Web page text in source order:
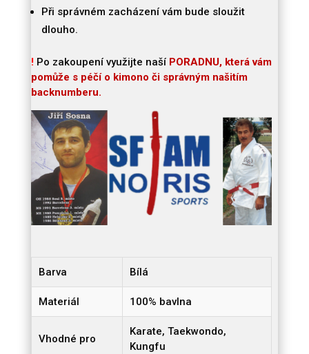
Při správném zacházení vám bude sloužit
dlouho.
!Po zakoupení využijte naší PORADNU, která vám
pomůže s péčí o kimono či správným našitím
backnumberu.
Barva Bílá
Materiál 100% bavlna
Vhodné pro
Karate, Taekwondo,
Kungfu